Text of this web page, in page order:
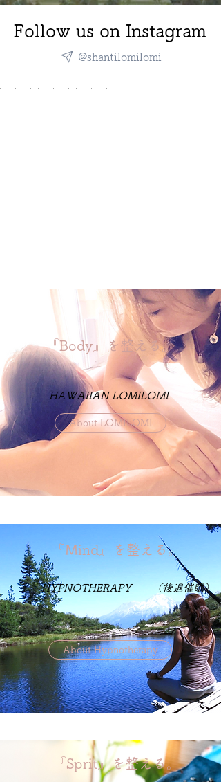
Follow us on Instagram
@shantilomilomi
『Body』を整える。
​『Mind』を整える。
HYPNOTHERAPY （後退催眠）
About Hypnotherapy
​『Sprit』を整える。
HAWAIIAN LOMILOMI
About LOMILOMI